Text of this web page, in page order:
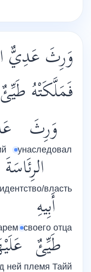
وَرِثَ عَدِيٌّ
فَمَلَّكَتْهُ
وَرِثَ
унаследовал
الرِئَاسَةَ
власть
أَبِيهِ
своего отца
طَيِّئٌ
племя Тайй
ней